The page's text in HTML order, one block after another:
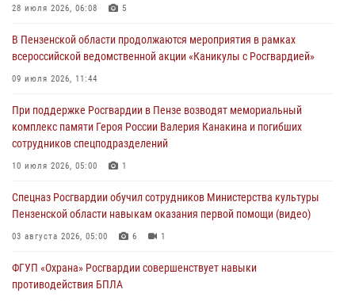
дезориентированному пенсионеру
В Пензе при силовой поддержке Росгвардии пресечена
деятельность ОПГ, маскировавшейся под реабилитационный центр
04 августа 2026, 07:05 4
В Управлении Росгвардии по Пензенской области подвели итоги
работы за первое полугодие 2026 года
28 июля 2026, 06:08 5
В Пензенской области продолжаются мероприятия в рамках
всероссийской ведомственной акции «Каникулы с Росгвардией»
09 июля 2026, 11:44
При поддержке Росгвардии в Пензе возводят мемориальный
комплекс памяти Героя России Валерия Канакина и погибших
сотрудников спецподразделений
10 июля 2026, 05:00 1
Спецназ Росгвардии обучил сотрудников Министерства культуры
Пензенской области навыкам оказания первой помощи (видео)
03 августа 2026, 05:00 6 1
ФГУП «Охрана» Росгвардии совершенствует навыки
противодействия БПЛА